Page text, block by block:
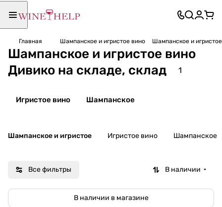
Главная Шампанское и игристое вино Шампанское и
Шампанское и игристое вино
Дивико на складе, склад
1
Игристое вино Шампанское
Шампанское и игристое Игристое вино Шампанское
Все фильтры В наличии
В наличии в магазине